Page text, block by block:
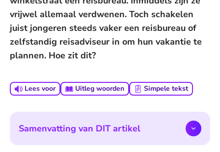
vrijwel allemaal verdwenen. Toch schakelen
juist jongeren steeds vaker een reisbureau of
zelfstandig reisadviseur in om hun vakantie te
plannen. Hoe zit dit?
Lees voor Uitleg woorden Simpele tekst
Samenvatting van DIT artikel